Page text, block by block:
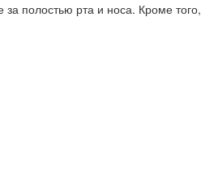
полостью рта и носа. Кроме того,